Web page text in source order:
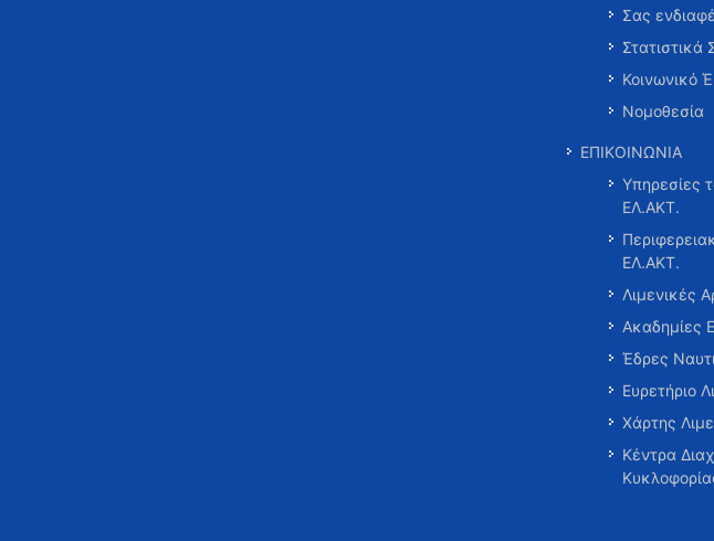
Σας
Στατιστικά
Κοινωνικό
Νομοθεσία
ΕΠΙΚΟΙΝΩΝΙΑ
Υπηρεσίες
ΕΛ.ΑΚΤ.
ΕΛ.ΑΚΤ.
Λιμενικές
Ακαδημίες
Έδρες
Ευρετήριο
Χάρτης
Κέντρα